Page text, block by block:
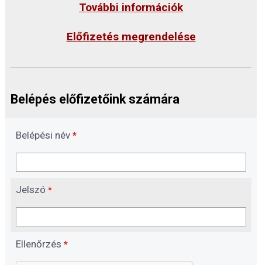
További információk
Előfizetés megrendelése
Belépés előfizetőink számára
Belépési név *
Jelszó *
Ellenőrzés *